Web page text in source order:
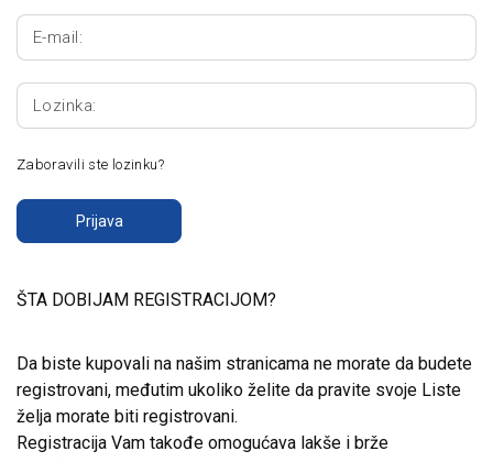
E-mail:
Lozinka:
Zaboravili ste lozinku?
Prijava
ŠTA DOBIJAM REGISTRACIJOM?
Da biste kupovali na našim stranicama ne morate da budete
registrovani, međutim ukoliko želite da pravite svoje Liste
želja morate biti registrovani.
Registracija Vam takođe omogućava lakše i brže